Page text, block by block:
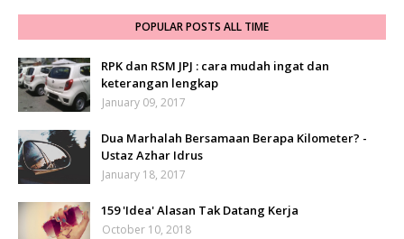
POPULAR POSTS ALL TIME
RPK dan RSM JPJ : cara mudah ingat dan
keterangan lengkap
January 09, 2017
Dua Marhalah Bersamaan Berapa Kilometer? -
Ustaz Azhar Idrus
January 18, 2017
159 'Idea' Alasan Tak Datang Kerja
October 10, 2018